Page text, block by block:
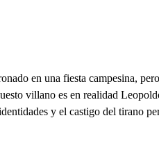
en una fiesta campesina,
villano es en realidad
y el castigo del tirano